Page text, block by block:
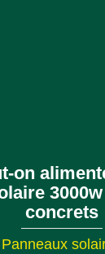
on
concrets
Panneaux